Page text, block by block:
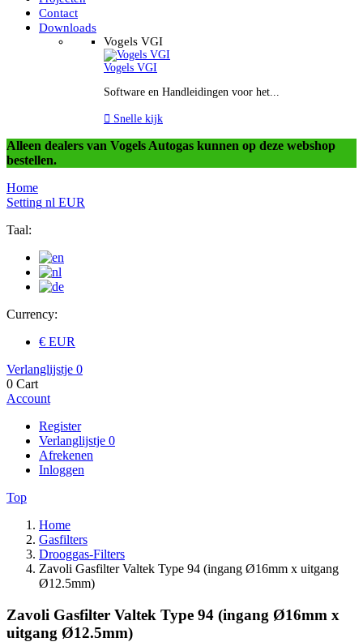
Contact
Downloads
Vogels VGI
Vogels VGI
Software en Handleidingen voor het...
 Snelle kijk
Alleen dealers van Vogels Autogas kunnen op deze webshop
bestellen.
Home
Setting nl EUR
Taal:
Currency:
€ EUR
Verlanglijstje 0
0 Cart
Account
Register
Verlanglijstje 0
Afrekenen
Inloggen
Top
Home
Gasfilters
Drooggas-Filters
Zavoli Gasfilter Valtek Type 94 (ingang Ø16mm x uitgang
Ø12.5mm)
Zavoli Gasfilter Valtek Type 94 (ingang Ø16mm x
uitgang Ø12.5mm)